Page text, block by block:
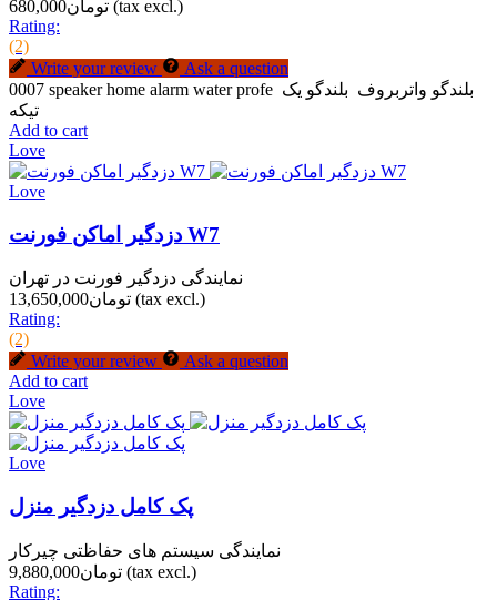
تومان680,000 (tax excl.)
Rating:
(2)
Write your review
Ask a question
0007 speaker home alarm water profe بلندگو واتربروف بلندگو یک
تیکه
Add to cart
Love
Love
دزدگیر اماکن فورنت W7
نمایندگی دزدگیر فورنت در تهران
تومان13,650,000 (tax excl.)
Rating:
(2)
Write your review
Ask a question
Add to cart
Love
Love
پک کامل دزدگیر منزل
نمایندگی سیستم های حفاظتی چیرکار
تومان9,880,000 (tax excl.)
Rating: